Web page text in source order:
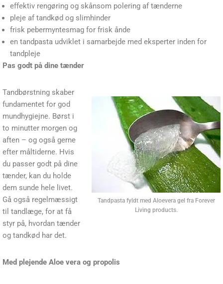
effektiv rengøring og skånsom polering af tænderne
pleje af tandkød og slimhinder
frisk pebermyntesmag for frisk ånde
en tandpasta udviklet i samarbejde med eksperter inden for
tandpleje
Pas godt på dine tænder
Tandpasta fyldt med Aloevera gel fra Forever
Living products.
Tandbørstning skaber
fundamentet for god
mundhygiejne. Børst i
to minutter morgen og
aften – og også gerne
efter måltiderne. Hvis
du passer godt på dine
tænder, kan du holde
dem sunde hele livet.
Gå også regelmæssigt
til tandlæge, for at få
styr på, hvordan tænder
og tandkød har det.
Med plejende Aloe vera og propolis